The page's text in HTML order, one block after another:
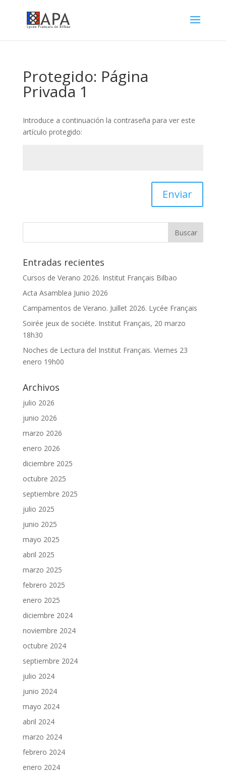
Protegido: Página
Privada 1
Introduce a continuación la contraseña para ver este
artículo protegido:
Enviar
Entradas recientes
Cursos de Verano 2026. Institut Français Bilbao
Acta Asamblea Junio 2026
Campamentos de Verano. Juillet 2026. Lycée Français
Soirée jeux de sociéte. Institut Français, 20 marzo
18h30
Noches de Lectura del Institut Français. Viernes 23
enero 19h00
Archivos
julio 2026
junio 2026
marzo 2026
enero 2026
diciembre 2025
octubre 2025
septiembre 2025
julio 2025
junio 2025
mayo 2025
abril 2025
marzo 2025
febrero 2025
enero 2025
diciembre 2024
noviembre 2024
octubre 2024
septiembre 2024
julio 2024
junio 2024
mayo 2024
abril 2024
marzo 2024
febrero 2024
enero 2024